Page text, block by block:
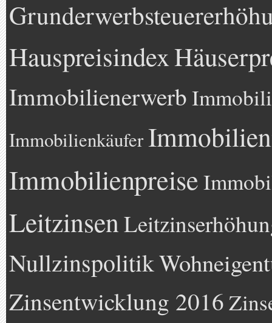
Hauspreisindex
Immobilienerwerb
Immobilienkäufer
Immobilienpreise
Leitzinsen
Nullzinspolitik
Zinsentwicklung 2016